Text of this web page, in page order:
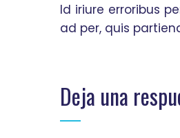
Id iriure erroribus
ad per, quis
Deja una